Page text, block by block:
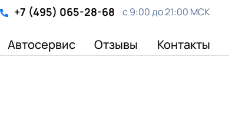
+7 (495) 065-28-68 с 9:00 до 21:00 МСК
Автосервис Отзывы Контакты